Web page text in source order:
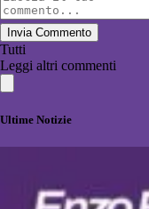
Invia Commento
Tutti
Leggi altri commenti
Ultime Notizie